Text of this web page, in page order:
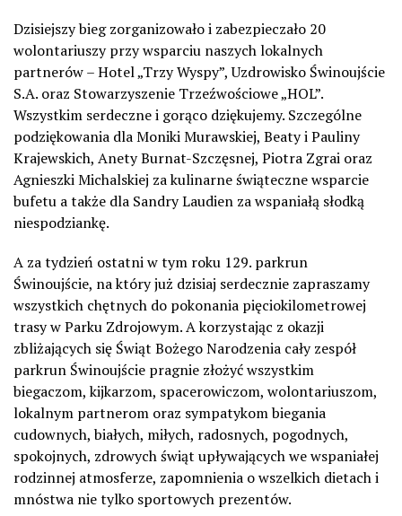
Dzisiejszy bieg zorganizowało i zabezpieczało 20
wolontariuszy przy wsparciu naszych lokalnych
partnerów – Hotel „Trzy Wyspy”, Uzdrowisko Świnoujście
S.A. oraz Stowarzyszenie Trzeźwościowe „HOL”.
Wszystkim serdeczne i gorąco dziękujemy. Szczególne
podziękowania dla Moniki Murawskiej, Beaty i Pauliny
Krajewskich, Anety Burnat-Szczęsnej, Piotra Zgrai oraz
Agnieszki Michalskiej za kulinarne świąteczne wsparcie
bufetu a także dla Sandry Laudien za wspaniałą słodką
niespodziankę.
A za tydzień ostatni w tym roku 129. parkrun
Świnoujście, na który już dzisiaj serdecznie zapraszamy
wszystkich chętnych do pokonania pięciokilometrowej
trasy w Parku Zdrojowym. A korzystając z okazji
zbliżających się Świąt Bożego Narodzenia cały zespół
parkrun Świnoujście pragnie złożyć wszystkim
biegaczom, kijkarzom, spacerowiczom, wolontariuszom,
lokalnym partnerom oraz sympatykom biegania
cudownych, białych, miłych, radosnych, pogodnych,
spokojnych, zdrowych świąt upływających we wspaniałej
rodzinnej atmosferze, zapomnienia o wszelkich dietach i
mnóstwa nie tylko sportowych prezentów.